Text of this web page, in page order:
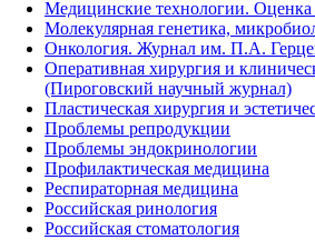
Медицинские технологии.
Молекулярная генетика,
Онкология. Журнал им. П.А.
Оперативная хирургия и
(Пироговский научный журнал)
Пластическая хирургия и
Проблемы репродукции
Проблемы эндокринологии
Профилактическая медицина
Респираторная медицина
Российская ринология
Российская стоматология